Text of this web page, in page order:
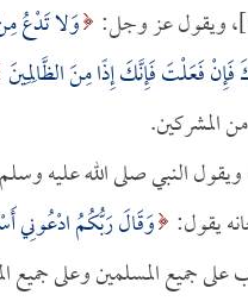
وَلا تَدْعُ
فَعَلْتَ فَإِنَّكَ إِذًا مِنَ الظَّالِمِينَ
ويقول النبي صلى الله عليه
يقول: وَقَالَ رَبُّكُمُ
على جميع المسلمين وعلى جميع